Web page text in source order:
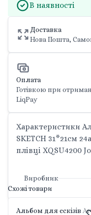
В наявності
Доставка
Нова Пошта,
Оплата
Готівкою при
LiqPay
Характеристики
SKETCH 31*21см
плівці XQSU4200
Виробник
Схожі товари
Альбом для ескізів